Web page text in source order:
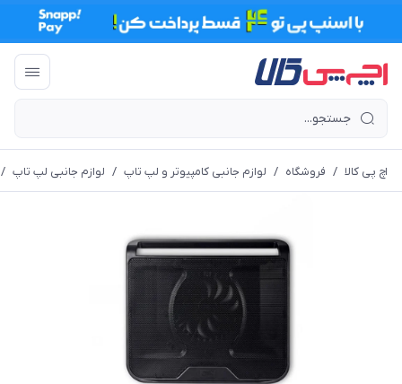
اچ پی کالا / فروشگاه / لوازم جانبی کامپیوتر و لپ تاپ / لوازم جانبی لپ تاپ /